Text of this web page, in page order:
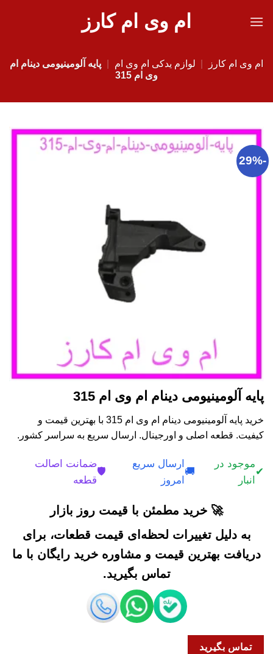
ام وی ام کارز
ام وی ام کارز لوازم یدکی ام وی ام
پایه آلومینیومی دینام ام
وی ام 315
-29%
پایه آلومینیومی دینام ام وی ام 315
خرید پایه آلومینیومی دینام ام وی ام 315 با بهترین قیمت و
کیفیت. قطعه اصلی و اورجینال. ارسال سریع به سراسر کشور.
✔
موجود در
انبار
🚚
ارسال سریع
امروز
🛡️
ضمانت اصالت
قطعه
🚀 خرید مطمئن با قیمت روز بازار
به دلیل تغییرات لحظه‌ای قیمت قطعات، برای
دریافت بهترین قیمت و مشاوره خرید رایگان با ما
تماس بگیرید.
تماس بگیرید